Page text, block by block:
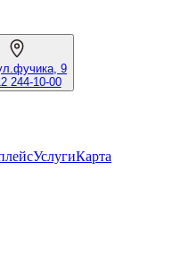
9
244-10-00
УслугиКарта